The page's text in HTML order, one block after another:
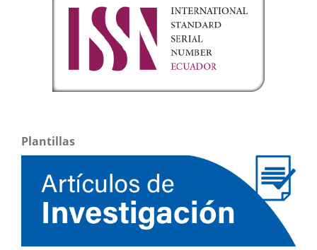
Plantillas